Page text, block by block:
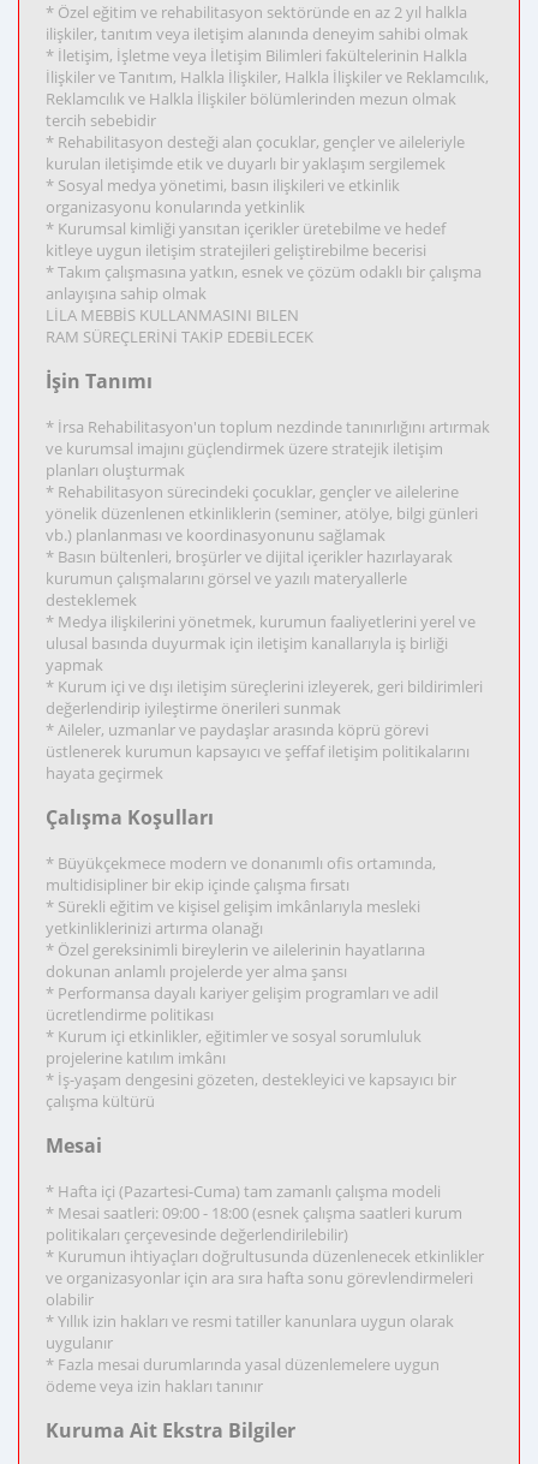
* Özel eğitim ve rehabilitasyon sektöründe en az 2 yıl halkla
ilişkiler, tanıtım veya iletişim alanında deneyim sahibi olmak
* İletişim, İşletme veya İletişim Bilimleri fakültelerinin Halkla
İlişkiler ve Tanıtım, Halkla İlişkiler, Halkla İlişkiler ve Reklamcılık,
Reklamcılık ve Halkla İlişkiler bölümlerinden mezun olmak
tercih sebebidir
* Rehabilitasyon desteği alan çocuklar, gençler ve aileleriyle
kurulan iletişimde etik ve duyarlı bir yaklaşım sergilemek
* Sosyal medya yönetimi, basın ilişkileri ve etkinlik
organizasyonu konularında yetkinlik
* Kurumsal kimliği yansıtan içerikler üretebilme ve hedef
kitleye uygun iletişim stratejileri geliştirebilme becerisi
* Takım çalışmasına yatkın, esnek ve çözüm odaklı bir çalışma
anlayışına sahip olmak
LİLA MEBBİS KULLANMASINI BILEN
RAM SÜREÇLERİNİ TAKİP EDEBİLECEK
İşin Tanımı
* İrsa Rehabilitasyon'un toplum nezdinde tanınırlığını artırmak
ve kurumsal imajını güçlendirmek üzere stratejik iletişim
planları oluşturmak
* Rehabilitasyon sürecindeki çocuklar, gençler ve ailelerine
yönelik düzenlenen etkinliklerin (seminer, atölye, bilgi günleri
vb.) planlanması ve koordinasyonunu sağlamak
* Basın bültenleri, broşürler ve dijital içerikler hazırlayarak
kurumun çalışmalarını görsel ve yazılı materyallerle
desteklemek
* Medya ilişkilerini yönetmek, kurumun faaliyetlerini yerel ve
ulusal basında duyurmak için iletişim kanallarıyla iş birliği
yapmak
* Kurum içi ve dışı iletişim süreçlerini izleyerek, geri bildirimleri
değerlendirip iyileştirme önerileri sunmak
* Aileler, uzmanlar ve paydaşlar arasında köprü görevi
üstlenerek kurumun kapsayıcı ve şeffaf iletişim politikalarını
hayata geçirmek
Çalışma Koşulları
* Büyükçekmece modern ve donanımlı ofis ortamında,
multidisipliner bir ekip içinde çalışma fırsatı
* Sürekli eğitim ve kişisel gelişim imkânlarıyla mesleki
yetkinliklerinizi artırma olanağı
* Özel gereksinimli bireylerin ve ailelerinin hayatlarına
dokunan anlamlı projelerde yer alma şansı
* Performansa dayalı kariyer gelişim programları ve adil
ücretlendirme politikası
* Kurum içi etkinlikler, eğitimler ve sosyal sorumluluk
projelerine katılım imkânı
* İş-yaşam dengesini gözeten, destekleyici ve kapsayıcı bir
çalışma kültürü
Mesai
* Hafta içi (Pazartesi-Cuma) tam zamanlı çalışma modeli
* Mesai saatleri: 09:00 - 18:00 (esnek çalışma saatleri kurum
politikaları çerçevesinde değerlendirilebilir)
* Kurumun ihtiyaçları doğrultusunda düzenlenecek etkinlikler
ve organizasyonlar için ara sıra hafta sonu görevlendirmeleri
olabilir
* Yıllık izin hakları ve resmi tatiller kanunlara uygun olarak
uygulanır
* Fazla mesai durumlarında yasal düzenlemelere uygun
ödeme veya izin hakları tanınır
Kuruma Ait Ekstra Bilgiler